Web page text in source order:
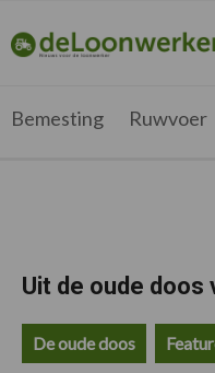
de
hoofdnavigatie
de
hoofd
de
eerste
de
voettekst
deloonwerker.be
Bemesting Ruwvoer
Uit de oude doos
De oude doos